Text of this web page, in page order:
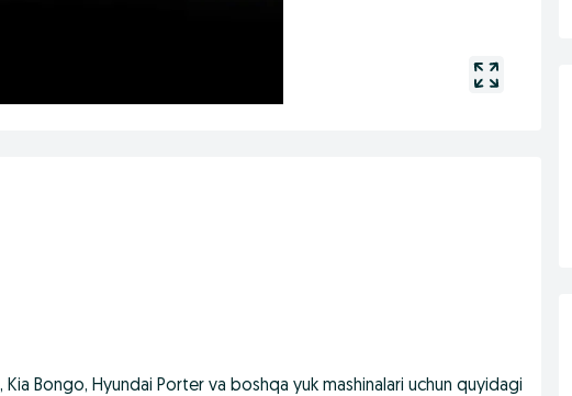
Kia Bongo, Hyundai Porter va boshqa yuk mashinalari uchun quyidagi